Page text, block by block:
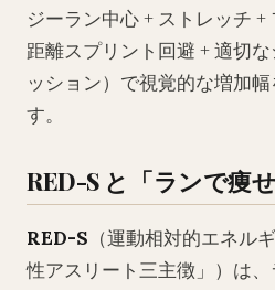
ジーラン中心 + ストレッチ
距離スプリント回避 + 適切
ッション）で視覚的な増加
す。
RED-S と「ランで痩
RED-S （運動相対的エネル
性アスリート三主徴」）は